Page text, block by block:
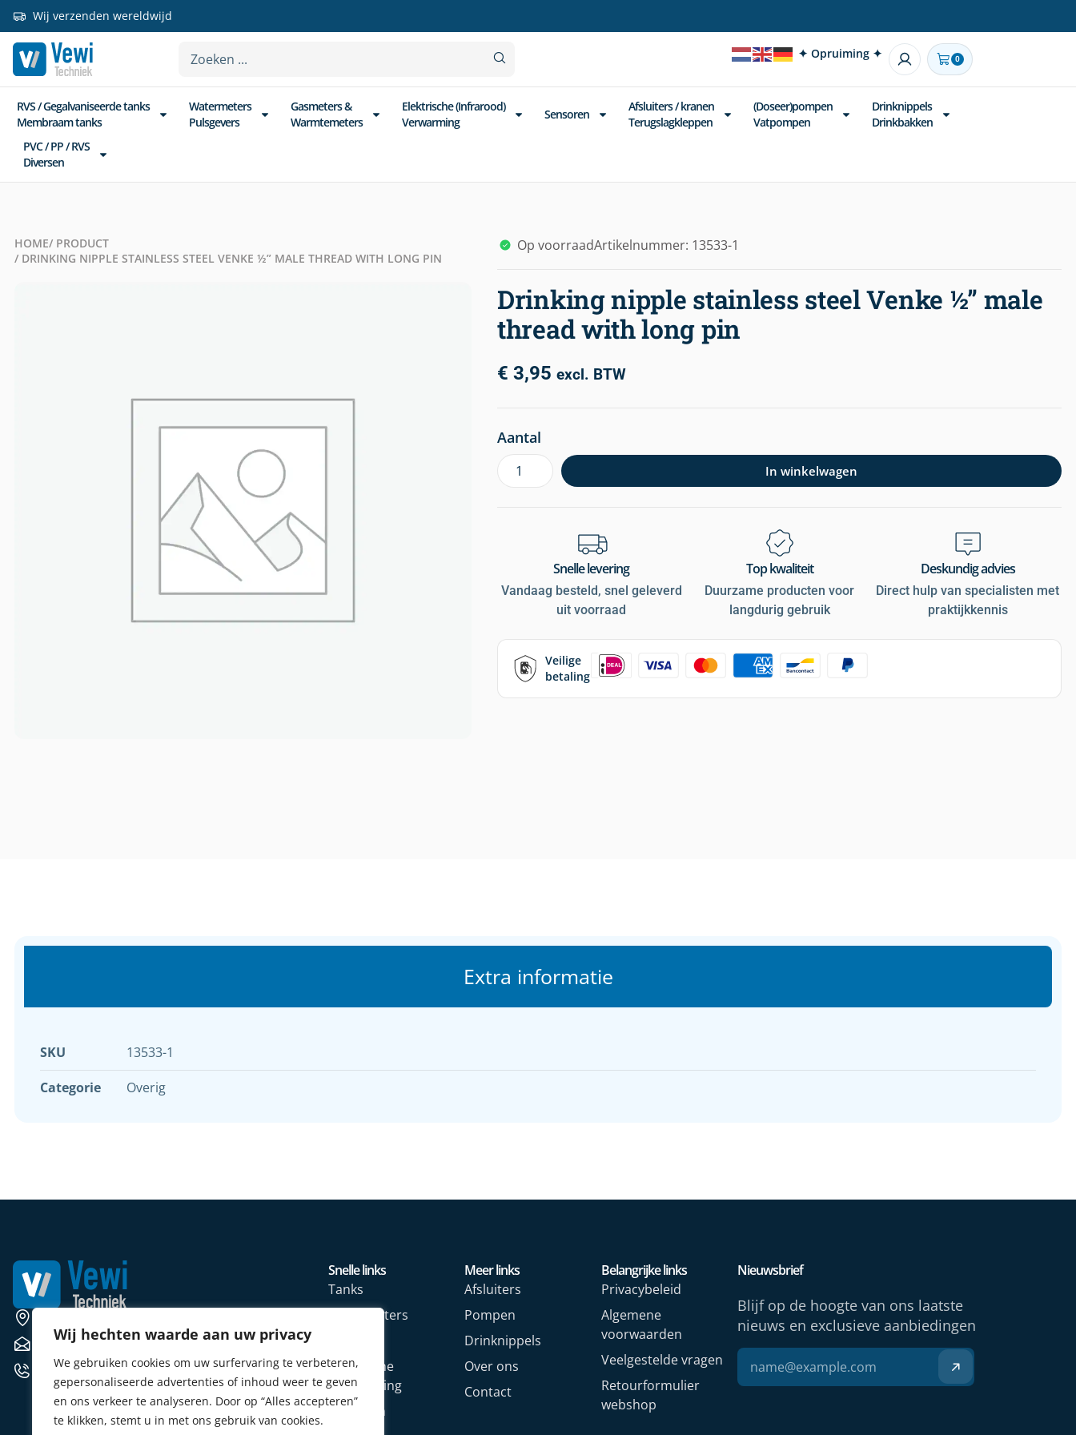
Wij hechten waarde aan uw privacy
We gebruiken cookies om uw surfervaring te verbeteren,
gepersonaliseerde advertenties of inhoud weer te geven
en ons verkeer te analyseren. Door op “Alles accepteren”
te klikken, stemt u in met ons gebruik van cookies.
Wij verzenden wereldwijd
✦ Opruiming ✦ 0
RVS / Gegalvaniseerde tanks
Membraam tanks
Watermeters
Pulsgevers
Gasmeters &
Warmtemeters
Elektrische (Infrarood)
Verwarming
Sensoren
Afsluiters / kranen
Terugslagkleppen
(Doseer)pompen
Vatpompen
Drinknippels
Drinkbakken
PVC / PP / RVS
Diversen
HOME/ PRODUCT
/ DRINKING NIPPLE STAINLESS STEEL VENKE ½” MALE THREAD WITH LONG PIN
Op voorraadArtikelnummer: 13533-1
Drinking nipple stainless steel Venke ½” male
thread with long pin
€ 3,95 excl. BTW
Aantal
In winkelwagen
Snelle levering
Vandaag besteld, snel geleverd
uit voorraad
Top kwaliteit
Duurzame producten voor
langdurig gebruik
Deskundig advies
Direct hulp van specialisten met
praktijkkennis
Veilige
betaling
Extra informatie
SKU
13533-1
Categorie
Overig
verkoop@vewitechniek.nl
+31 (0) 412 764102
Snelle links
Tanks
Watermeters
Elektrische
Verwarming
Sensoren
Meer links
Afsluiters
Pompen
Drinknippels
Over ons
Contact
Belangrijke links
Privacybeleid
Algemene
voorwaarden
Veelgestelde vragen
Retourformulier
webshop
Nieuwsbrief
Blijf op de hoogte van ons laatste
nieuws en exclusieve aanbiedingen